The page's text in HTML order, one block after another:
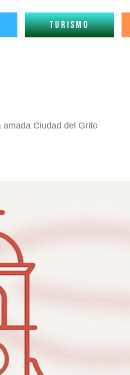
Turismo
Ciudad del Grito